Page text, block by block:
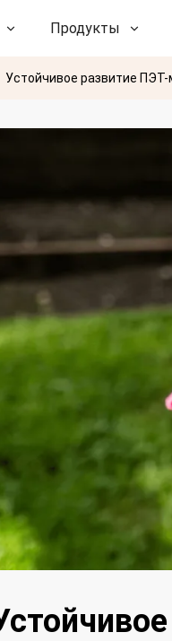
Продукты
Устойчивое развитие ПЭТ-